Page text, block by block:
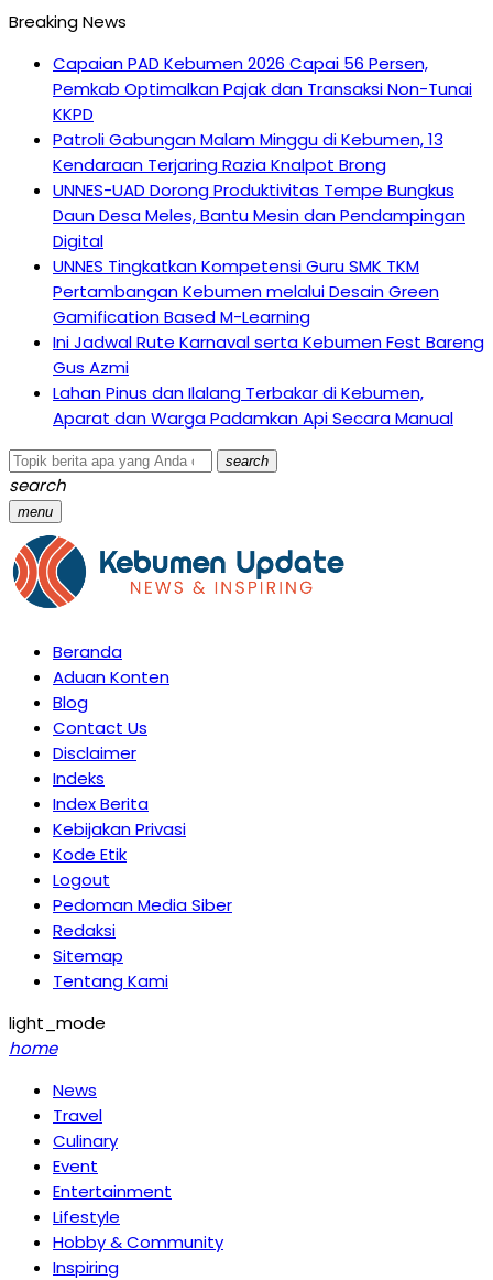
Breaking News
Capaian PAD Kebumen 2026 Capai 56 Persen,
Pemkab Optimalkan Pajak dan Transaksi Non-Tunai
KKPD
Patroli Gabungan Malam Minggu di Kebumen, 13
Kendaraan Terjaring Razia Knalpot Brong
UNNES-UAD Dorong Produktivitas Tempe Bungkus
Daun Desa Meles, Bantu Mesin dan Pendampingan
Digital
UNNES Tingkatkan Kompetensi Guru SMK TKM
Pertambangan Kebumen melalui Desain Green
Gamification Based M-Learning
Ini Jadwal Rute Karnaval serta Kebumen Fest Bareng
Gus Azmi
Lahan Pinus dan Ilalang Terbakar di Kebumen,
Aparat dan Warga Padamkan Api Secara Manual
search
search
menu
Beranda
Aduan Konten
Blog
Contact Us
Disclaimer
Indeks
Index Berita
Kebijakan Privasi
Kode Etik
Logout
Pedoman Media Siber
Redaksi
Sitemap
Tentang Kami
light_mode
home
News
Travel
Culinary
Event
Entertainment
Lifestyle
Hobby & Community
Inspiring